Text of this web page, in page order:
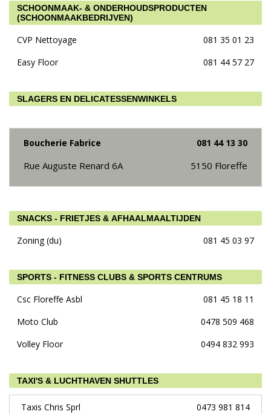
SCHOONMAAK- & ONDERHOUDSPRODUCTEN
(SCHOONMAAKBEDRIJVEN)
CVP Nettoyage
081 35 01 23
Easy Floor
081 44 57 27
SLAGERS EN DELICATESSENWINKELS
Boucherie Fabrice 081 44 13 30
Rue Auguste Renard 6A 5150 Floreffe
SNACKS - FRIETJES & AFHAALMAALTIJDEN
Zoning (du) 081 45 03 97
SPORTS - FITNESS CLUBS & SPORTS CENTRUMS
Csc Floreffe Asbl
081 45 18 11
Moto Club
0478 509 468
Volley Floor
0494 832 993
TAXI'S & LUCHTHAVEN SHUTTLES
Taxis Chris Sprl 0473 981 814